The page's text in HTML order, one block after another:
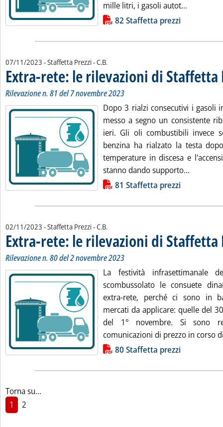
mille litri, i gasoli autot...
Lista allegati PDF alla notizia82 Staffetta prezzi
07/11/2023 - Staffetta Prezzi -di:
C.B.
Extra-rete: le rilevazioni di Staffetta
Rilevazione n. 81 del 7 novembre 2023
Dopo 3 rialzi consecutivi i gasoli
messo a segno un consistente
ieri. Gli oli combustibili invece
benzina ha rialzato la testa
temperature in discesa e
stanno dando supporto...
Lista allegati PDF alla notizia81 Staffetta prezzi
02/11/2023 - Staffetta Prezzi -di:
C.B.
Extra-rete: le rilevazioni di Staffetta
Rilevazione n. 80 del 2 novembre 2023
La festività infrasettimanale
scombussolato le consuete
extra-rete, perché ci sono in
mercati da applicare: quelle del
del 1° novembre. Si sono
comunicazioni di prezzo in corso
Lista allegati PDF alla notizia80 Staffetta prezzi
Torna su...
1
2